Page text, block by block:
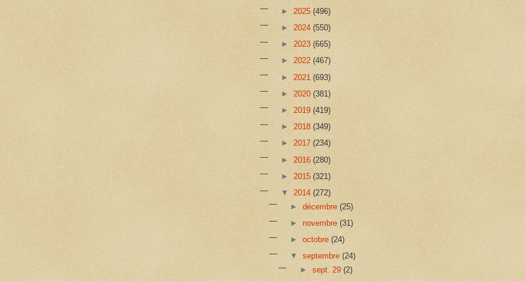
► 2025 (496)
► 2024 (550)
► 2023 (665)
► 2022 (467)
► 2021 (693)
► 2020 (381)
► 2019 (419)
► 2018 (349)
► 2017 (234)
► 2016 (280)
► 2015 (321)
▼ 2014 (272)
►décembre(25)
►novembre(31)
►octobre(24)
▼septembre(24)
► sept. 29 (2)